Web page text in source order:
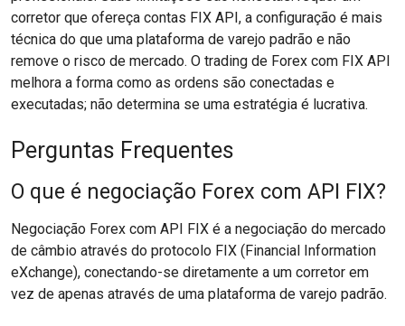
corretor que ofereça contas FIX API, a configuração é mais
técnica do que uma plataforma de varejo padrão e não
remove o risco de mercado. O trading de Forex com FIX API
melhora a forma como as ordens são conectadas e
executadas; não determina se uma estratégia é lucrativa.
Perguntas Frequentes
O que é negociação Forex com API FIX?
Negociação Forex com API FIX é a negociação do mercado
de câmbio através do protocolo FIX (Financial Information
eXchange), conectando-se diretamente a um corretor em
vez de apenas através de uma plataforma de varejo padrão.